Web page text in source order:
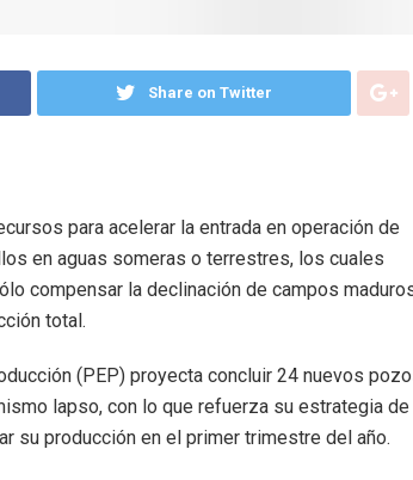
Share on Twitter
para acelerar la entrada en operación de
en aguas someras o terrestres, los cuales
compensar la declinación de campos
total.
(PEP) proyecta concluir 24 nuevos
lapso, con lo que refuerza su estrategia de
su producción en el primer trimestre del año.